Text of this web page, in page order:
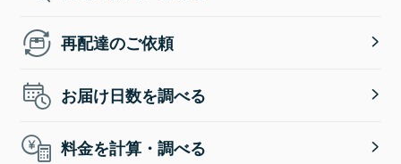
再配達のご依頼
お届け日数を調べる
料金を計算・調べる